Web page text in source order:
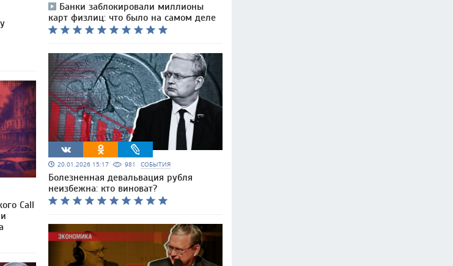
Call
Банки заблокировали миллионы
карт физлиц: что было на самом деле
20.01.2026 15:17 981 СОБЫТИЯ
Болезненная девальвация рубля
неизбежна: кто виноват?